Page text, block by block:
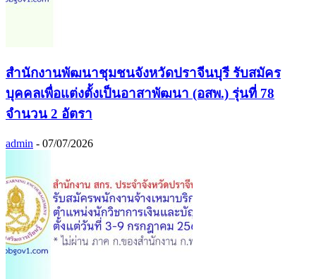
สำนักงานพัฒนาชุมชนจังหวัดปราจีนบุรี รับสมัคร
บุคคลเพื่อแต่งตั้งเป็นอาสาพัฒนา (อสพ.) รุ่นที่ 78
จำนวน 2 อัตรา
admin - 07/07/2026